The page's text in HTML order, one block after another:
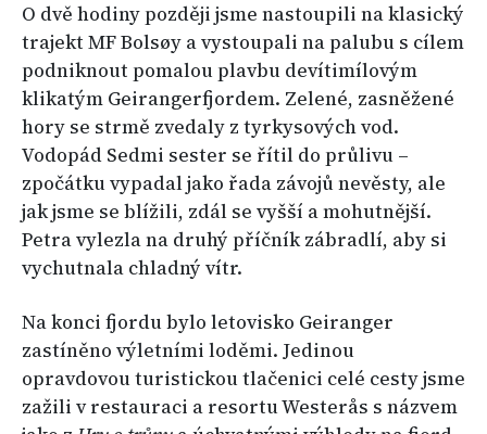
O dvě hodiny později jsme nastoupili na klasický
trajekt MF Bolsøy a vystoupali na palubu s cílem
podniknout pomalou plavbu devítimílovým
klikatým Geirangerfjordem. Zelené, zasněžené
hory se strmě zvedaly z tyrkysových vod.
Vodopád Sedmi sester se řítil do průlivu –
zpočátku vypadal jako řada závojů nevěsty, ale
jak jsme se blížili, zdál se vyšší a mohutnější.
Petra vylezla na druhý příčník zábradlí, aby si
vychutnala chladný vítr.
Na konci fjordu bylo letovisko Geiranger
zastíněno výletními loděmi. Jedinou
opravdovou turistickou tlačenici celé cesty jsme
zažili v restauraci a resortu Westerås s názvem